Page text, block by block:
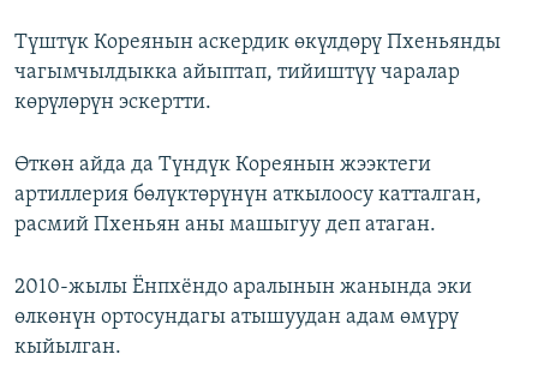
Түштүк Кореянын аскердик өкүлдөрү Пхеньянды
чагымчылдыкка айыптап, тийиштүү чаралар
көрүлөрүн эскертти.
Өткөн айда да Түндүк Кореянын жээктеги
артиллерия бөлүктөрүнүн аткылоосу катталган,
расмий Пхеньян аны машыгуу деп атаган.
2010-жылы Ёнпхёндо аралынын жанында эки
өлкөнүн ортосундагы атышуудан адам өмүрү
кыйылган.